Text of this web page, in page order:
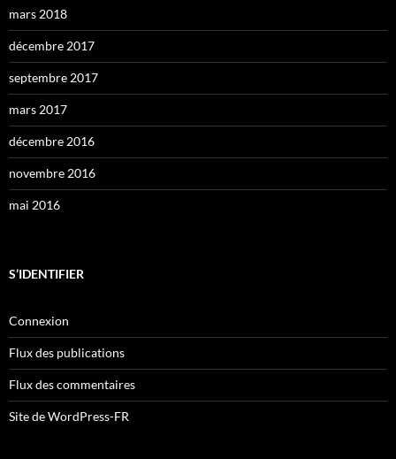
mars 2018
décembre 2017
septembre 2017
mars 2017
décembre 2016
novembre 2016
mai 2016
S’IDENTIFIER
Connexion
Flux des publications
Flux des commentaires
Site de WordPress-FR